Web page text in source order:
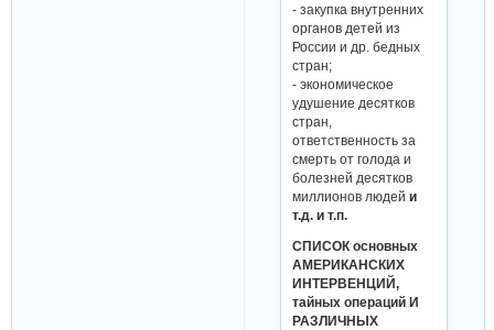
- закупка внутренних
органов детей из
России и др. бедных
стран;
- экономическое
удушение десятков
стран,
ответственность за
смерть от голода и
болезней десятков
миллионов людейи
т.д. и т.п.
СПИСОК основных
АМЕРИКАНСКИХ
ИНТЕРВЕНЦИЙ,
тайных операций И
РАЗЛИЧНЫХ